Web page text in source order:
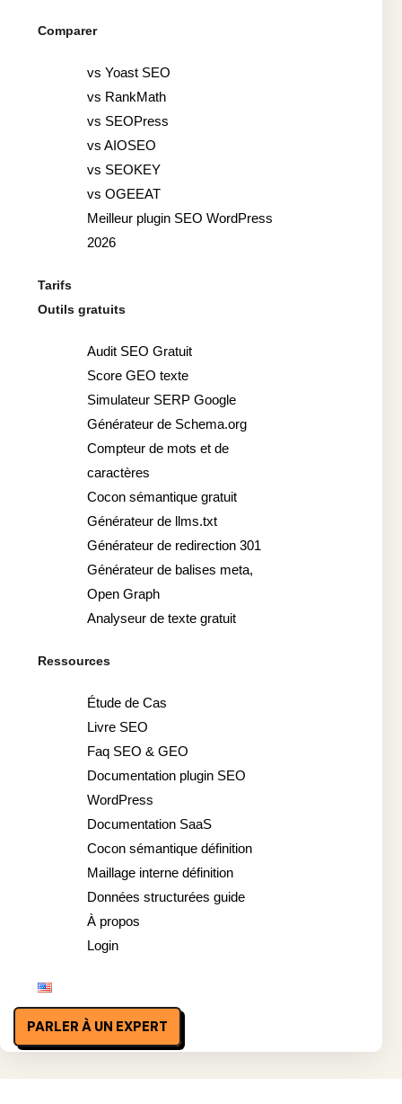
Comparer
vs Yoast SEO
vs RankMath
vs SEOPress
vs AIOSEO
vs SEOKEY
vs OGEEAT
Meilleur plugin SEO WordPress
2026
Tarifs
Outils gratuits
Audit SEO Gratuit
Score GEO texte
Simulateur SERP Google
Générateur de Schema.org
Compteur de mots et de
caractères
Cocon sémantique gratuit
Générateur de llms.txt
Générateur de redirection 301
Générateur de balises meta,
Open Graph
Analyseur de texte gratuit
Ressources
Étude de Cas
Livre SEO
Faq SEO & GEO
Documentation plugin SEO
WordPress
Documentation SaaS
Cocon sémantique définition
Maillage interne définition
Données structurées guide
À propos
Login
PARLER À UN EXPERT